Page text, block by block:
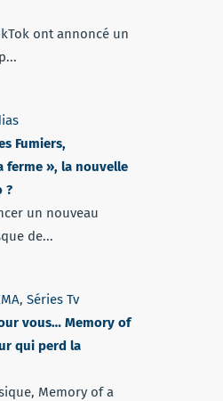
ont annoncé un
Fumiers,
ferme », la nouvelle
?
un nouveau
de...
, Séries Tv
vous… Memory of
qui perd la
Memory of a